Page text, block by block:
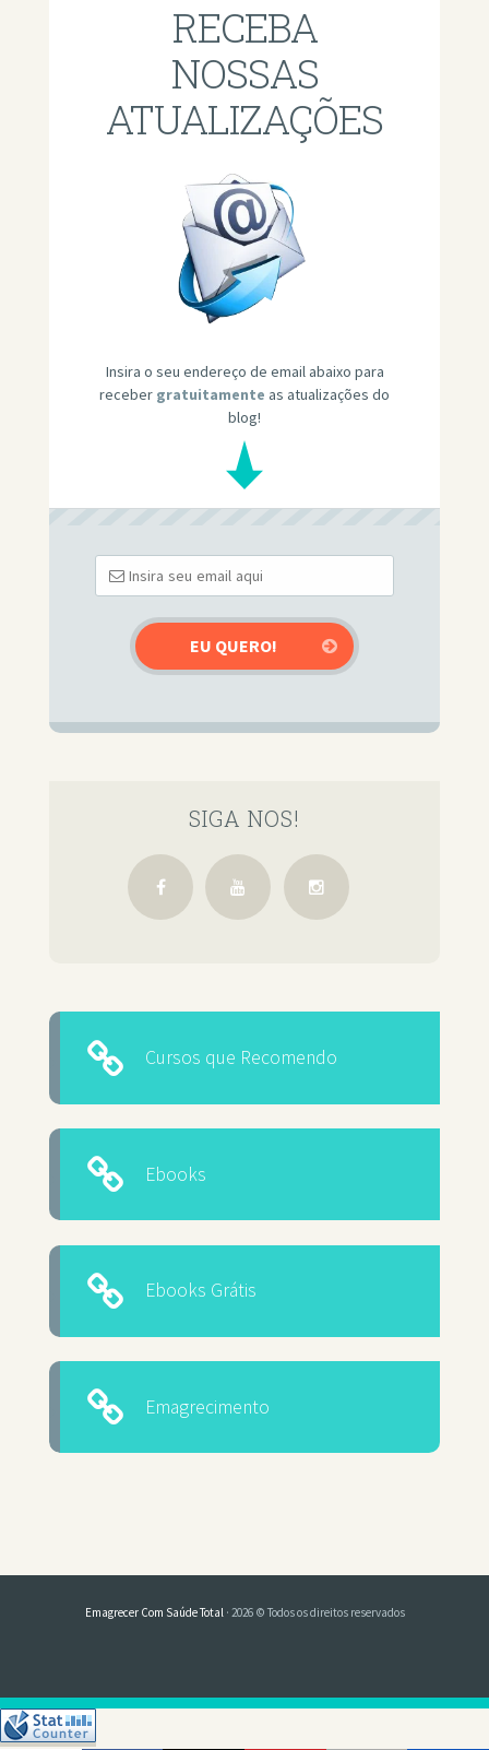
RECEBA
NOSSAS
ATUALIZAÇÕES
Insira o seu endereço de email abaixo para
receber gratuitamente as atualizações do
blog!
SIGA NOS!
Cursos que Recomendo
Ebooks
Ebooks Grátis
Emagrecimento
Emagrecer Com Saúde Total · 2026 © Todos os direitos reservados